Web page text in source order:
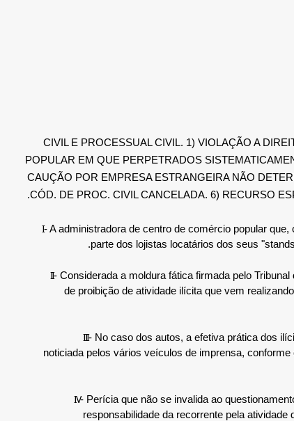
CIVIL E PROCESSUAL CIVIL. 1) VIOLAÇÃO A
POPULAR EM QUE PERPETRADOS
CAUÇÃO POR EMPRESA ESTRANGEIRA NÃO
CÓD. DE PROC. CIVIL CANCELADA. 6) RECURSO
I- A administradora de centro de comércio popular
parte dos lojistas locatários dos seus
II- Considerada a moldura fática firmada pelo
de proibição de atividade ilícita que vem
III- No caso dos autos, a efetiva prática dos
noticiada pelos vários veículos de imprensa,
IV- Perícia que não se invalida ao
responsabilidade da recorrente pela